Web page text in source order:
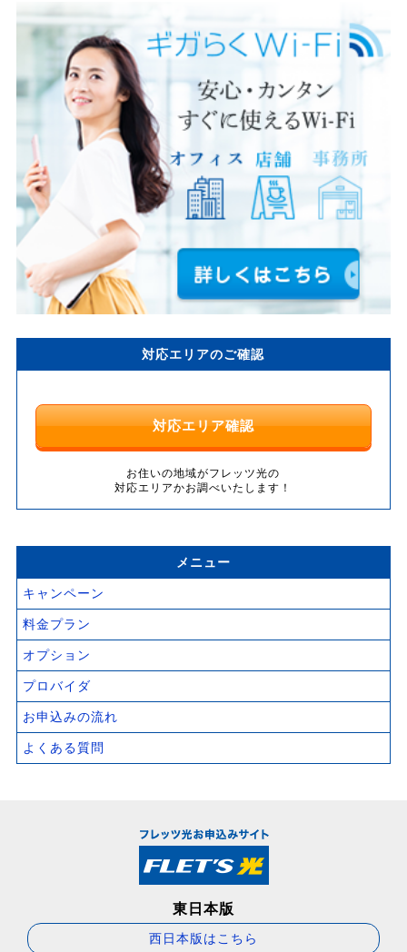
対応エリアのご確認
対応エリア確認
お住いの地域がフレッツ光の
対応エリアかお調べいたします！
メニュー
キャンペーン
料金プラン
オプション
プロバイダ
お申込みの流れ
よくある質問
東日本版
西日本版はこちら